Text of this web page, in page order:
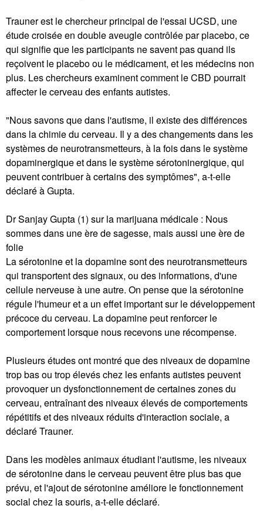
Trauner est le chercheur principal de l'essai UCSD, une
étude croisée en double aveugle contrôlée par placebo, ce
qui signifie que les participants ne savent pas quand ils
reçoivent le placebo ou le médicament, et les médecins non
plus. Les chercheurs examinent comment le CBD pourrait
affecter le cerveau des enfants autistes.
"Nous savons que dans l'autisme, il existe des différences
dans la chimie du cerveau. Il y a des changements dans les
systèmes de neurotransmetteurs, à la fois dans le système
dopaminergique et dans le système sérotoninergique, qui
peuvent contribuer à certains des symptômes", a-t-elle
déclaré à Gupta.
Dr Sanjay Gupta (1) sur la marijuana médicale : Nous
sommes dans une ère de sagesse, mais aussi une ère de
folie
La sérotonine et la dopamine sont des neurotransmetteurs
qui transportent des signaux, ou des informations, d'une
cellule nerveuse à une autre. On pense que la sérotonine
régule l'humeur et a un effet important sur le développement
précoce du cerveau. La dopamine peut renforcer le
comportement lorsque nous recevons une récompense.
Plusieurs études ont montré que des niveaux de dopamine
trop bas ou trop élevés chez les enfants autistes peuvent
provoquer un dysfonctionnement de certaines zones du
cerveau, entraînant des niveaux élevés de comportements
répétitifs et des niveaux réduits d'interaction sociale, a
déclaré Trauner.
Dans les modèles animaux étudiant l'autisme, les niveaux
de sérotonine dans le cerveau peuvent être plus bas que
prévu, et l'ajout de sérotonine améliore le fonctionnement
social chez la souris, a-t-elle déclaré.